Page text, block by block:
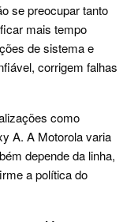
se preocupar tanto
mais tempo
de sistema e
corrigem falhas
como
A. A Motorola varia
depende da linha,
a política do